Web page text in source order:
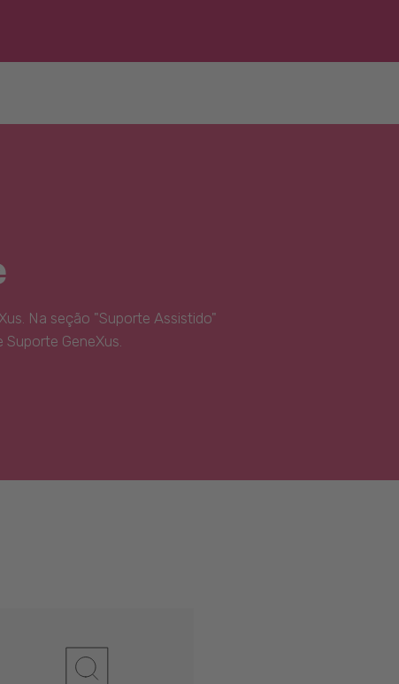
Na seção "Suporte Assistido"
GeneXus.